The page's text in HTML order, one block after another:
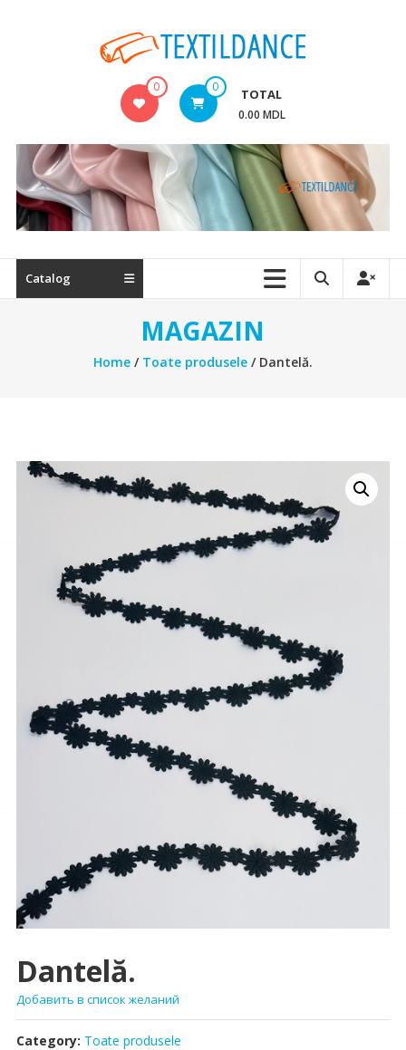
Textildance.md
0 0 TOTAL
0.00 MDL
Catalog
MAGAZIN
Home/ Toate produsele/ Dantelă.
Dantelă.
Добавить в список желаний
Category: Toate produsele